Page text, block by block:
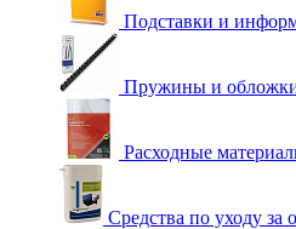
Подставки и
Пружины и обложки
Расходные
Средства по уходу за